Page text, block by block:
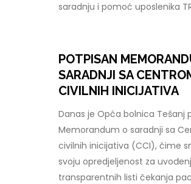
saradnju i pomoć uposlenika
POTPISAN
SARADNJI SA
CIVILNIH INICIJATIVA
Danas je Opća bolnica Tešanj
Memorandum o saradnji sa
civilnih inicijativa (CCI), čime
svoju opredjeljenost za
transparentnih listi čekanja